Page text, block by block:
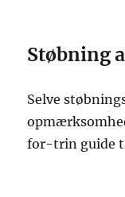
Støbning
Selve
for-trin guide